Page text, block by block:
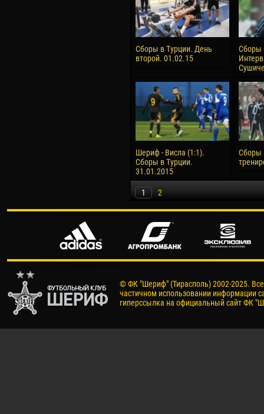
Сборы в Турции. День
второй. 01.02.15
Сборы
Шериф - Висла (1:1).
Сборы в Турции.
31.01.2015
Сборы
1 2
© ФК "Шериф" (Тирасполь) 2002-2025.
частичном использовании информации
гиперссылка на официальный сайт ФК